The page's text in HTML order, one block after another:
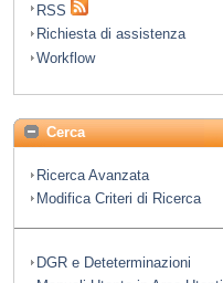
RSS
Richiesta di assistenza
Workflow
Cerca
Ricerca Avanzata
Modifica Criteri di Ricerca
DGR e Deteterminazioni